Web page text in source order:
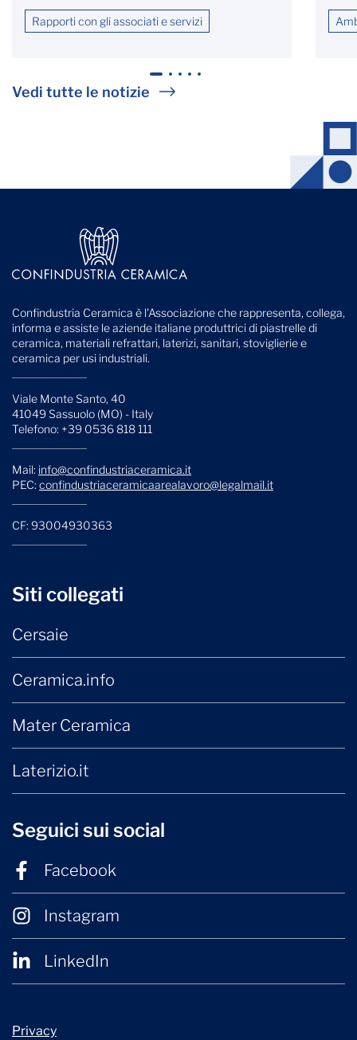
Rapporti con gli associati e servizi
1 2 3 4 5
Vedi tutte le notizie
Confindustria Ceramica è l'Associazione che rappresenta, collega,
informa e assiste le aziende italiane produttrici di piastrelle di
ceramica, materiali refrattari, laterizi, sanitari, stoviglierie e
ceramica per usi industriali.
Viale Monte Santo, 40
41049 Sassuolo (MO) - Italy
Telefono: +39 0536 818 111
Mail: info@confindustriaceramica.it
PEC: confindustriaceramicaarealavoro@legalmail.it
CF: 93004930363
Siti collegati
Cersaie
Ceramica.info
Mater Ceramica
Laterizio.it
Seguici sui social
Facebook
Instagram
LinkedIn
Privacy